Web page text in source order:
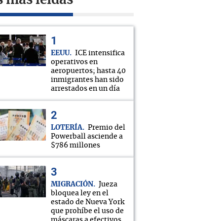
EEUU
ICE intensifica
operativos en
aeropuertos; hasta 40
inmigrantes han sido
arrestados en un día
LOTERÍA
Premio del
Powerball asciende a
$786 millones
MIGRACIÓN
Jueza
bloquea ley en el
estado de Nueva York
que prohíbe el uso de